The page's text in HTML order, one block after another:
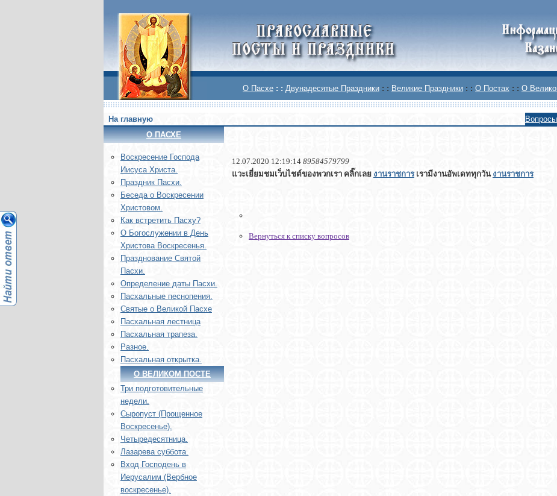
О Пасхе : : Двунадесятые Праздники : : Великие Праздники : : О Постах : : О
На главную
О ПАСХЕ
Воскреcение Господа
Иисуса Христа.
Праздник Пасхи.
Беседа о Воскресении
Христовом.
Как встретить Пасху?
О Богослужении в День
Христова Воскресенья.
Празднование Святой
Пасхи.
Определение даты Пасхи.
Пасхальные песнопения.
Святые о Великой Пасхе
Пасхальная лестница
Пасхальная трапеза.
Разное.
Пасхальная открытка.
О ВЕЛИКОМ ПОСТЕ
Три подготовительные
недели.
Сыропуст (Прощенное
Воскресенье).
Четыредесятница.
Лазарева суббота.
Вход Господень в
Иерусалим (Вербное
воскресенье).
12.07.2020 12:19:14 89584579799
แวะเยี่ยมชมเว็บไชต์ของพวกเรา คลิ๊กเลย งานราชการเรามีงานอัพเดททุกวัน งานราชการ
Вернуться к списку вопросов